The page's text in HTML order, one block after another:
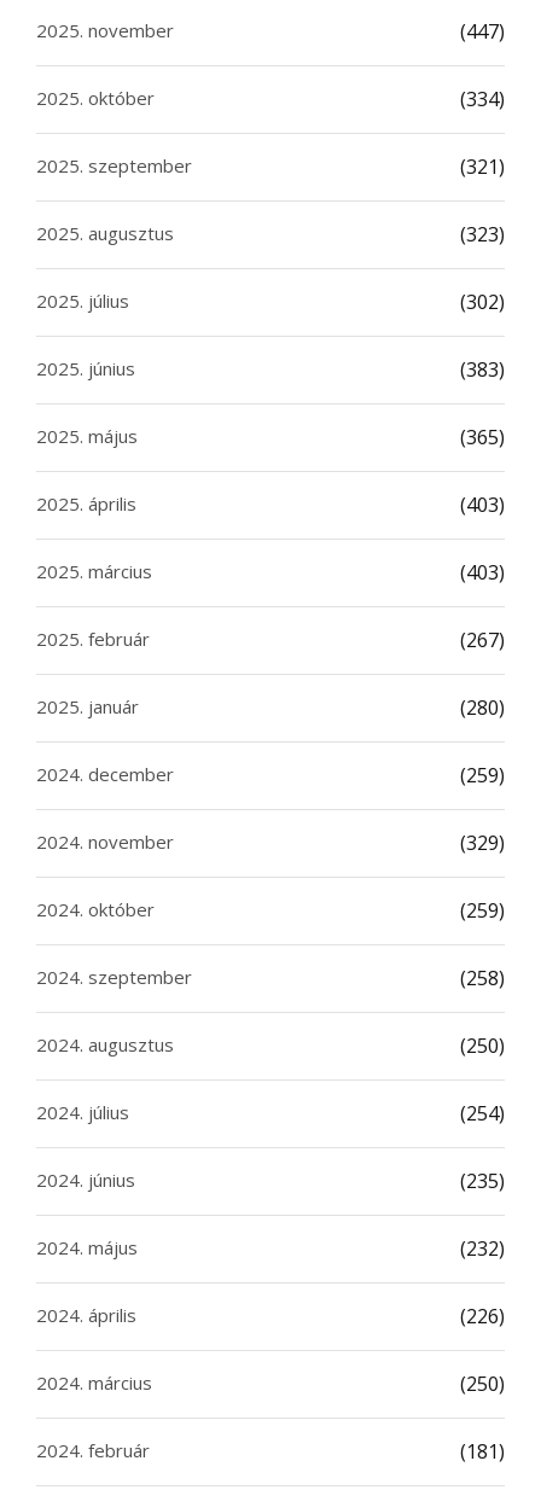
2025. november (447)
2025. október (334)
2025. szeptember (321)
2025. augusztus (323)
2025. július (302)
2025. június (383)
2025. május (365)
2025. április (403)
2025. március (403)
2025. február (267)
2025. január (280)
2024. december (259)
2024. november (329)
2024. október (259)
2024. szeptember (258)
2024. augusztus (250)
2024. július (254)
2024. június (235)
2024. május (232)
2024. április (226)
2024. március (250)
2024. február (181)